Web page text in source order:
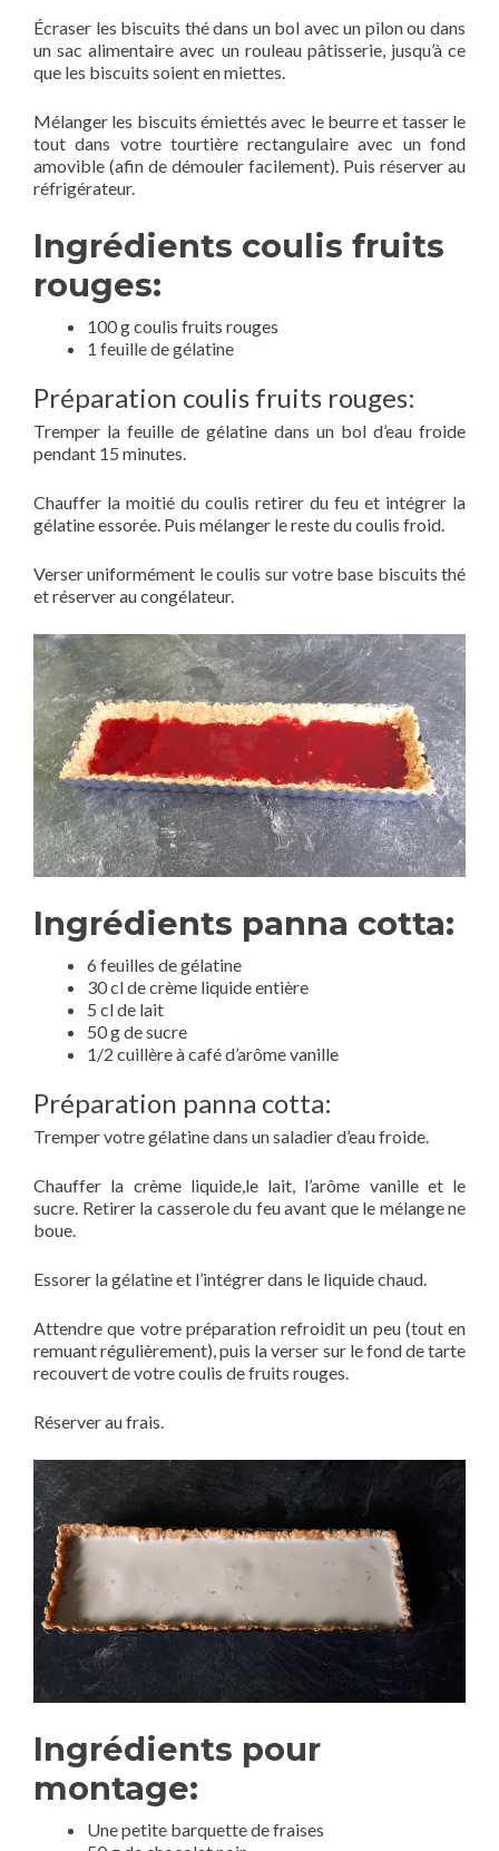
Écraser les biscuits thé dans un bol avec un pilon ou dans
un sac alimentaire avec un rouleau pâtisserie, jusqu’à ce
que les biscuits soient en miettes.
Mélanger les biscuits émiettés avec le beurre et tasser le
tout dans votre tourtière rectangulaire avec un fond
amovible (afin de démouler facilement). Puis réserver au
réfrigérateur.
Ingrédients coulis fruits
rouges:
100 g coulis fruits rouges
1 feuille de gélatine
Préparation coulis fruits rouges:
Tremper la feuille de gélatine dans un bol d’eau froide
pendant 15 minutes.
Chauffer la moitié du coulis retirer du feu et intégrer la
gélatine essorée. Puis mélanger le reste du coulis froid.
Verser uniformément le coulis sur votre base biscuits thé
et réserver au congélateur.
Ingrédients panna cotta:
6 feuilles de gélatine
30 cl de crème liquide entière
5 cl de lait
50 g de sucre
1/2 cuillère à café d’arôme vanille
Préparation panna cotta:
Tremper votre gélatine dans un saladier d’eau froide.
Chauffer la crème liquide,le lait, l’arôme vanille et le
sucre. Retirer la casserole du feu avant que le mélange ne
boue.
Essorer la gélatine et l’intégrer dans le liquide chaud.
Attendre que votre préparation refroidit un peu (tout en
remuant régulièrement), puis la verser sur le fond de tarte
recouvert de votre coulis de fruits rouges.
Réserver au frais.
Ingrédients pour
montage:
Une petite barquette de fraises